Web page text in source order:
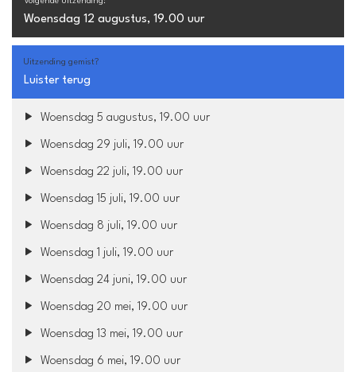
Woensdag 12 augustus, 19.00 uur
Uitzending gemist?
Luister terug
Woensdag 5 augustus, 19.00 uur
Woensdag 29 juli, 19.00 uur
Woensdag 22 juli, 19.00 uur
Woensdag 15 juli, 19.00 uur
Woensdag 8 juli, 19.00 uur
Woensdag 1 juli, 19.00 uur
Woensdag 24 juni, 19.00 uur
Woensdag 20 mei, 19.00 uur
Woensdag 13 mei, 19.00 uur
Woensdag 6 mei, 19.00 uur